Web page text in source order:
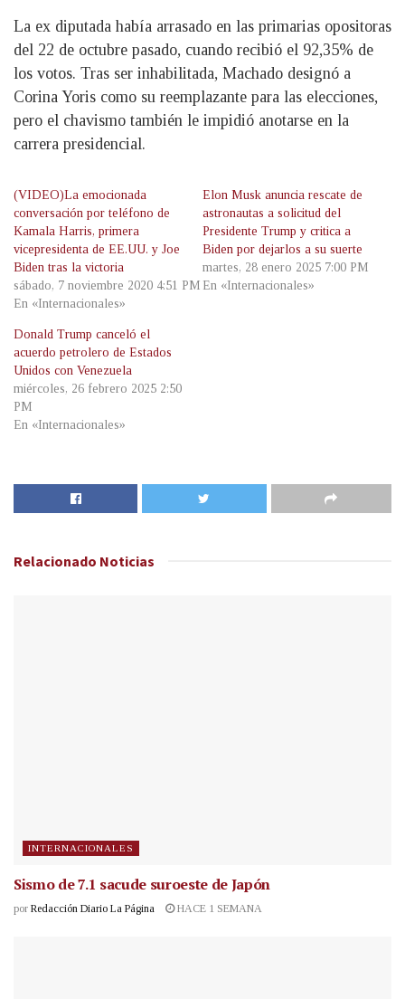
La ex diputada había arrasado en las primarias opositoras
del 22 de octubre pasado, cuando recibió el 92,35% de
los votos. Tras ser inhabilitada, Machado designó a
Corina Yoris como su reemplazante para las elecciones,
pero el chavismo también le impidió anotarse en la
carrera presidencial.
(VIDEO)La emocionada
conversación por teléfono de
Kamala Harris, primera
vicepresidenta de EE.UU. y Joe
Biden tras la victoria
sábado, 7 noviembre 2020 4:51 PM
En «Internacionales»
Elon Musk anuncia rescate de
astronautas a solicitud del
Presidente Trump y critica a
Biden por dejarlos a su suerte
martes, 28 enero 2025 7:00 PM
En «Internacionales»
Donald Trump canceló el
acuerdo petrolero de Estados
Unidos con Venezuela
miércoles, 26 febrero 2025 2:50
PM
En «Internacionales»
Relacionado Noticias
INTERNACIONALES
Sismo de 7.1 sacude suroeste de Japón
por Redacción Diario La Página HACE 1 SEMANA